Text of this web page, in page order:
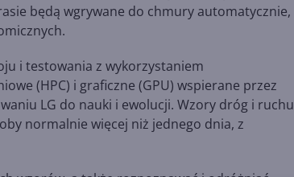
będą wgrywane do chmury automatycznie,
i testowania z wykorzystaniem
(HPC) i graficzne (GPU) wspierane przez
LG do nauki i ewolucji. Wzory dróg i ruchu
normalnie więcej niż jednego dnia, z